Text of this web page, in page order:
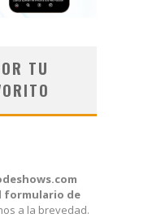
TU
formulario de
a la brevedad.